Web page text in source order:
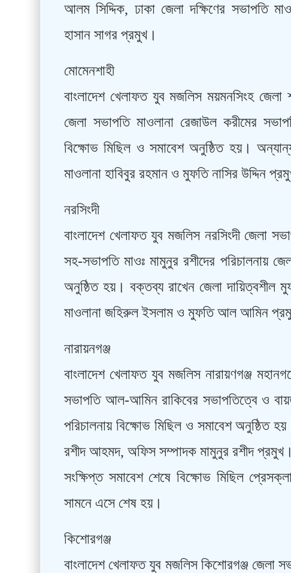
আলম সিদ্দিক, ঢাকা জেলা দক্ষিণের সভাপতি
হাসান সাগর প্রমুখ।
মোমেনশাহী
বাংলাদেশ খেলাফত যুব মজলিস ময়মনসিংহ
জেলা সভাপতি মাওলানা রেজাউল করীমের
বিক্ষোভ মিছিল ও সমাবেশ অনুষ্ঠিত হয়।
মাওলানা হাবিবুর রহমান ও মুফতি নাসির উদ্দিন
নরসিংদী
বাংলাদেশ খেলাফত যুব মজলিস নরসিংদী জেলা
সহ-সভাপতি মাওঃ মামুনুর রশীদের পরিচালনায়
অনুষ্ঠিত হয়। বক্তব্য রাখেন জেলা দায়িত্বশীল
মাওলানা জহিরুল ইসলাম ও মুফতি আল আমিন
নারায়নগঞ্জ
বাংলাদেশ খেলাফত যুব মজলিস নারায়ণগঞ্জ
সভাপতি আল-আমিন রাকিবের সভাপতিত্বে ও
পরিচালনায় বিক্ষোভ মিছিল ও সমাবেশ অনুষ্ঠিত
রশীদ আহমদ, অফিস সম্পাদক মামুনুর রশীদ প্রমুখ।
সংক্ষিপ্ত সমাবেশ শেষে বিক্ষোভ মিছিল
সামনে এসে শেষ হয়।
কিশোরগঞ্জ
বাংলাদেশ খেলাফত যুব মজলিস কিশোরগঞ্জ জেলা